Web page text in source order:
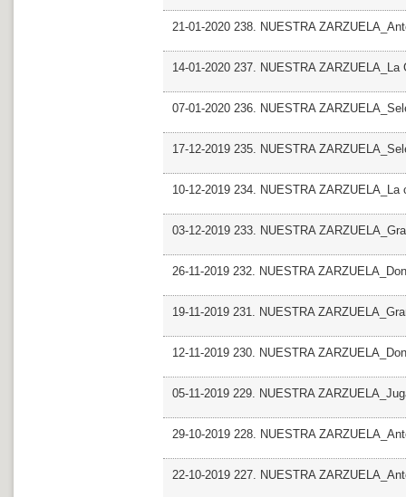
21-01-2020 238. NUESTRA
14-01-2020 237. NUESTRA ZARZUELA_La
07-01-2020 236. NUESTRA
17-12-2019 235. NUESTRA
10-12-2019 234. NUESTRA ZARZUELA_La
03-12-2019 233. NUESTRA
26-11-2019 232. NUESTRA
19-11-2019 231. NUESTRA
12-11-2019 230. NUESTRA
05-11-2019 229. NUESTRA
29-10-2019 228. NUESTRA
22-10-2019 227. NUESTRA